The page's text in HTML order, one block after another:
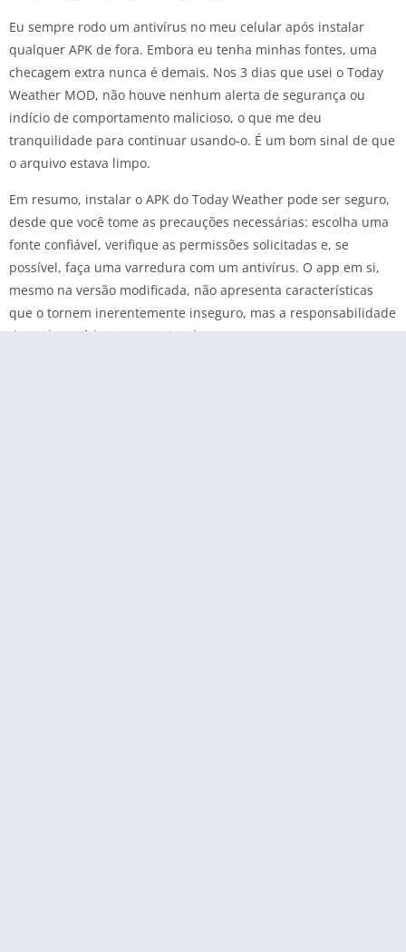
Eu sempre rodo um antivírus no meu celular após instalar
qualquer APK de fora. Embora eu tenha minhas fontes, uma
checagem extra nunca é demais. Nos 3 dias que usei o Today
Weather MOD, não houve nenhum alerta de segurança ou
indício de comportamento malicioso, o que me deu
tranquilidade para continuar usando-o. É um bom sinal de que
o arquivo estava limpo.
Em resumo, instalar o APK do Today Weather pode ser seguro,
desde que você tome as precauções necessárias: escolha uma
fonte confiável, verifique as permissões solicitadas e, se
possível, faça uma varredura com um antivírus. O app em si,
mesmo na versão modificada, não apresenta características
que o tornem inerentemente inseguro, mas a responsabilidade
de onde você baixa o arquivo é sua.